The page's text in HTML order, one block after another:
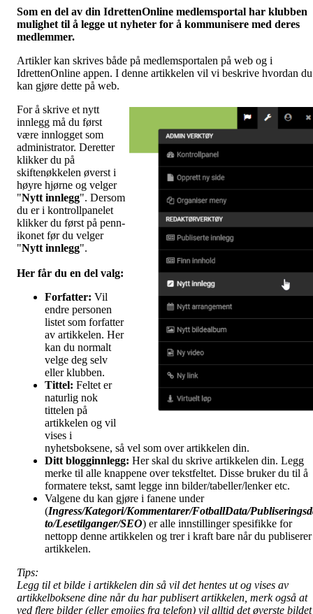
Som en del av din IdrettenOnline medlemsportal har klubben
mulighet til å legge ut nyheter for å kommunisere med deres
medlemmer.
Artikler kan skrives både på medlemsportalen på web og i
IdrettenOnline appen. I denne artikkelen vil vi beskrive hvordan du
kan gjøre dette på web.
For å skrive et nytt
innlegg må du først
være innlogget som
administrator. Deretter
klikker du på
skiftenøkkelen øverst i
høyre hjørne og velger
"Nytt innlegg". Dersom
du er i kontrollpanelet
klikker du først på penn-
ikonet før du velger
"Nytt innlegg".
Her får du en del valg:
Forfatter: Vil
endre personen
listet som forfatter
av artikkelen. Her
kan du normalt
velge deg selv
eller klubben.
Tittel: Feltet er
naturlig nok
tittelen på
artikkelen og vil
vises i
nyhetsboksene, så vel som over artikkelen din.
Ditt blogginnlegg: Her skal du skrive artikkelen din. Legg
merke til alle knappene over tekstfeltet. Disse bruker du til å
formatere tekst, samt legge inn bilder/tabeller/lenker etc.
Valgene du kan gjøre i fanene under
(Ingress/Kategori/Kommentarer/FotballData/
to/Lesetilganger/SEO) er alle innstillinger spesifikke for
nettopp denne artikkelen og trer i kraft bare når du publiserer
artikkelen.
Tips:
Legg til et bilde i artikkelen din så vil det hentes ut og vises av
artikkelboksene dine når du har publisert artikkelen, merk også at
ved flere bilder (eller emojies fra telefon) vil alltid det øverste bildet